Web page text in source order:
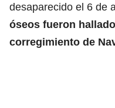
desaparecido el 6 de
óseos fueron
corregimiento de